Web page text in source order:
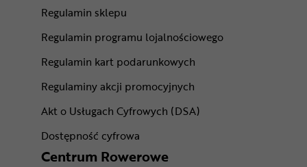
Regulamin sklepu
Regulamin programu lojalnościowego
Regulamin kart podarunkowych
Regulaminy akcji promocyjnych
Akt o Usługach Cyfrowych (DSA)
Dostępność cyfrowa
Centrum Rowerowe